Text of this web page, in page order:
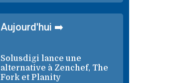
Aujourd'hui ➡️
Solusdigi lance une
alternative à Zenchef, The
Fork et Planity